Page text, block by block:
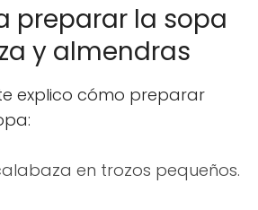
preparar la sopa
y almendras
explico cómo preparar
en trozos pequeños.